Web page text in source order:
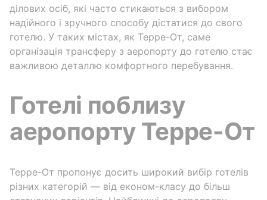
ділових осіб, які часто стикаються з вибором
надійного і зручного способу дістатися до свого
готелю. У таких містах, як Терре-От, саме
організація трансферу з аеропорту до готелю стає
важливою деталлю комфортного перебування.
Готелі поблизу
аеропорту Терре-От
Терре-От пропонує досить широкий вибір готелів
різних категорій — від економ-класу до більш